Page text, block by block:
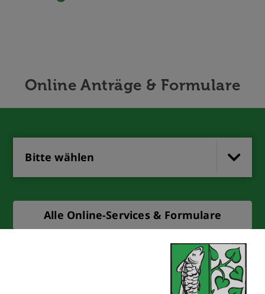
Online Anträge & Formulare
Bitte wählen
Alle Online-Services & Formulare